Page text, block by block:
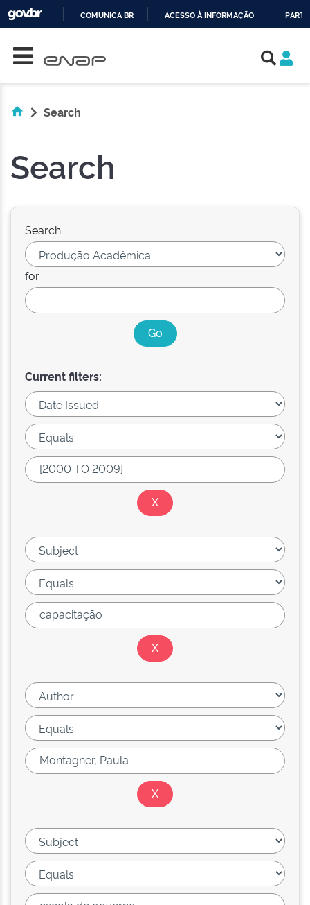
COMUNICA BR ACESSO À INFORMAÇÃO
Search
Search
Search:
for
Current filters: